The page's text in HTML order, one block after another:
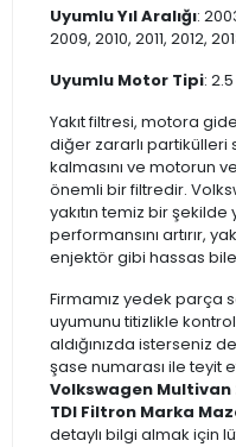
Uyumlu Yıl Aralığı:
2009, 2010, 2011, 2012,
Uyumlu Motor Tipi: 2.5
Yakıt filtresi, motora
diğer zararlı partikülleri
kalmasını ve motorun
önemli bir filtredir.
yakıtın temiz bir
performansını artırır,
enjektör gibi hassas
Firmamız yedek parça
uyumunu titizlikle
aldığınızda isterseniz
şase numarası ile teyit
Volkswagen Multivan
TDI Filtron Marka
detaylı bilgi almak için